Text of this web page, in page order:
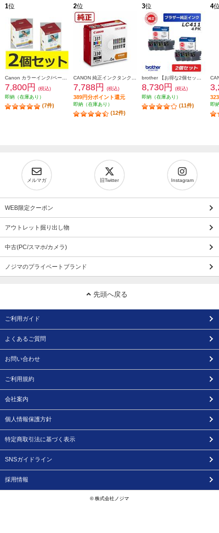
1位
7,800円
(税込)
即納（在庫あり）
(7件)
2位
7,788円 (税込)
389円分ポイント還元
即納（在庫あり）
(12件)
3位
8,730円
(税込)
即納（在庫あり）
(11件)
4
即
メルマガ 旧Twitter Instagram
WEB限定クーポン
アウトレット掘り出し物
中古(PC/スマホ/カメラ)
ノジマのプライベートブランド
先頭へ戻る
ご利用ガイド
よくあるご質問
お問い合わせ
ご利用規約
会社案内
個人情報保護方針
特定商取引法に基づく表示
SNSガイドライン
採用情報
© 株式会社ノジマ